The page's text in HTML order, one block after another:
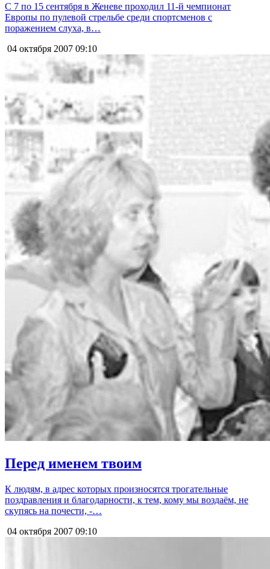
С 7 по 15 сентября в Женеве проходил 11-й чемпионат
Европы по пулевой стрельбе среди спортсменов с
поражением слуха, в…
04 октября 2007 09:10
Перед именем твоим
К людям, в адрес которых произносятся трогательные
поздравления и благодарности, к тем, кому мы воздаём, не
скупясь на почести, -…
04 октября 2007 09:10